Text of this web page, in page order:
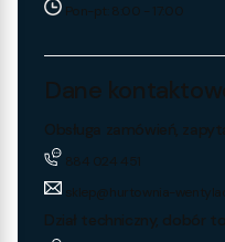
Pon-pt: 8:00 - 17:00
Dane
Obsługa zamówień,
884 024 451
sklep@hurtownia-
Dział techniczny, dobór